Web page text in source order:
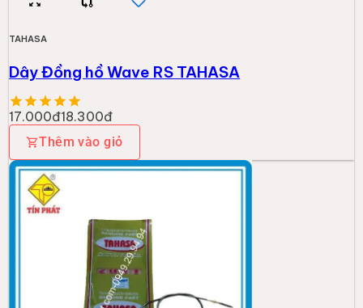
TAHASA
Dây Đồng hồ Wave RS TAHASA
17.000đ18.300đ
Thêm vào giỏ